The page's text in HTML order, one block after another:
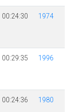
00:24:30 1974
00:29:35 1996
00:24:36 1980